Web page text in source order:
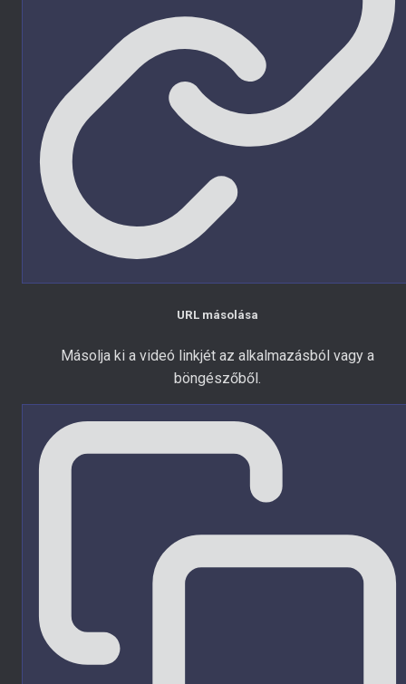
URL másolása
Másolja ki a videó linkjét az alkalmazásból vagy a
böngészőből.